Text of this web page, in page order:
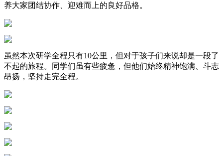
养大家团结协作、迎难而上的良好品格。
虽然本次研学全程只有10公里，但对于孩子们来说却是一段了
不起的旅程。同学们虽有些疲惫，但他们始终精神饱满、斗志
昂扬，坚持走完全程。